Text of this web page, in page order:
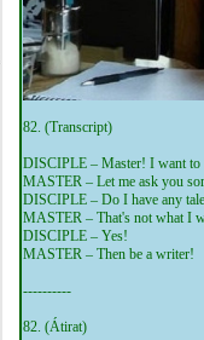
82. (Transcript)
DISCIPLE – Master! I want to
MASTER – Let me ask you
DISCIPLE – Do I have any
MASTER – That's not what I
DISCIPLE – Yes!
MASTER – Then be a writer!
----------
82. (Átirat)